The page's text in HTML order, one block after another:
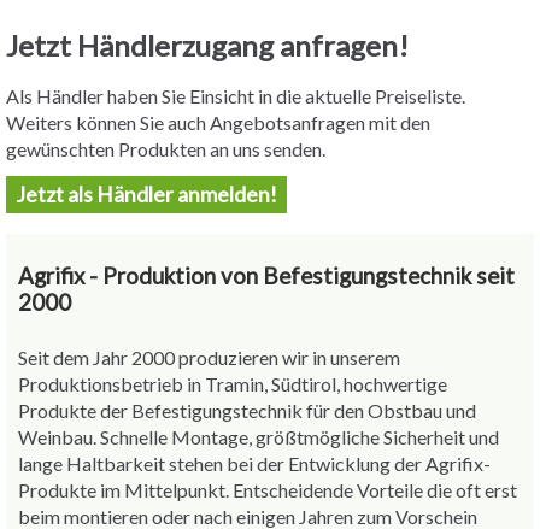
Jetzt Händlerzugang anfragen!
Als Händler haben Sie Einsicht in die aktuelle Preiseliste.
Weiters können Sie auch Angebotsanfragen mit den
gewünschten Produkten an uns senden.
Jetzt als Händler anmelden!
Agrifix - Produktion von Befestigungstechnik seit
2000
Seit dem Jahr 2000 produzieren wir in unserem
Produktionsbetrieb in Tramin, Südtirol, hochwertige
Produkte der Befestigungstechnik für den Obstbau und
Weinbau. Schnelle Montage, größtmögliche Sicherheit und
lange Haltbarkeit stehen bei der Entwicklung der Agrifix-
Produkte im Mittelpunkt. Entscheidende Vorteile die oft erst
beim montieren oder nach einigen Jahren zum Vorschein